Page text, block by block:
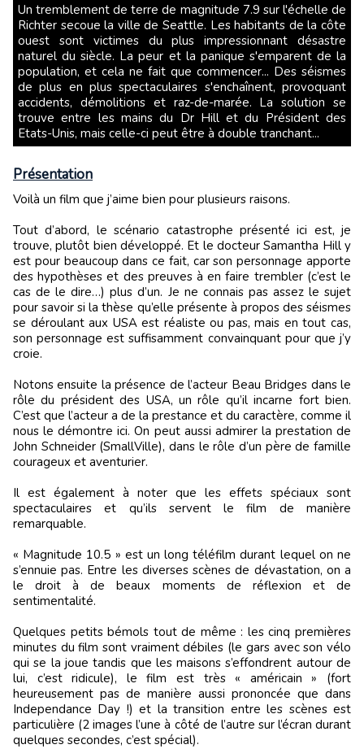
Un tremblement de terre de magnitude 7.9 sur l'échelle de
Richter secoue la ville de Seattle. Les habitants de la côte
ouest sont victimes du plus impressionnant désastre
naturel du siècle. La peur et la panique s'emparent de la
population, et cela ne fait que commencer... Des séismes
de plus en plus spectaculaires s'enchaînent, provoquant
accidents, démolitions et raz-de-marée. La solution se
trouve entre les mains du Dr Hill et du Président des
Etats-Unis, mais celle-ci peut être à double tranchant...
Présentation
Voilà un film que j’aime bien pour plusieurs raisons.
Tout d’abord, le scénario catastrophe présenté ici est, je
trouve, plutôt bien développé. Et le docteur Samantha Hill y
est pour beaucoup dans ce fait, car son personnage apporte
des hypothèses et des preuves à en faire trembler (c’est le
cas de le dire…) plus d’un. Je ne connais pas assez le sujet
pour savoir si la thèse qu’elle présente à propos des séismes
se déroulant aux USA est réaliste ou pas, mais en tout cas,
son personnage est suffisamment convainquant pour que j’y
croie.
Notons ensuite la présence de l’acteur Beau Bridges dans le
rôle du président des USA, un rôle qu’il incarne fort bien.
C’est que l’acteur a de la prestance et du caractère, comme il
nous le démontre ici. On peut aussi admirer la prestation de
John Schneider (SmallVille), dans le rôle d’un père de famille
courageux et aventurier.
Il est également à noter que les effets spéciaux sont
spectaculaires et qu’ils servent le film de manière
remarquable.
« Magnitude 10.5 » est un long téléfilm durant lequel on ne
s’ennuie pas. Entre les diverses scènes de dévastation, on a
le droit à de beaux moments de réflexion et de
sentimentalité.
Quelques petits bémols tout de même : les cinq premières
minutes du film sont vraiment débiles (le gars avec son vélo
qui se la joue tandis que les maisons s’effondrent autour de
lui, c’est ridicule), le film est très « américain » (fort
heureusement pas de manière aussi prononcée que dans
Independance Day !) et la transition entre les scènes est
particulière (2 images l’une à côté de l’autre sur l’écran durant
quelques secondes, c’est spécial).